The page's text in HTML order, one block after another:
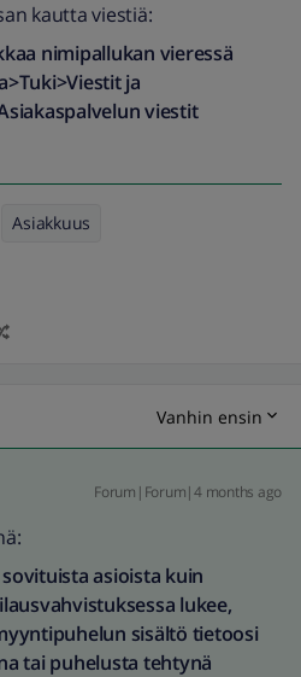
kautta viestiä:
nimipallukan vieressä
ja
viestit
Asiakkuus
Vanhin ensin
Forum|Forum|4 months ago
asioista kuin
lukee,
sisältö tietoosi
tai puhelusta tehtynä